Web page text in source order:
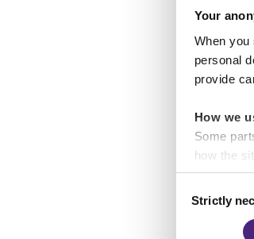
Your
When
personal
provide
How we
Some
how the
analytics
Selection
Strictly